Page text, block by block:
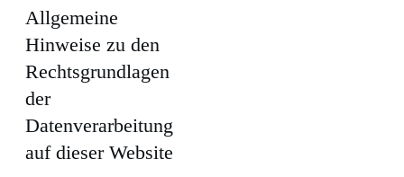
Allgemeine
Hinweise zu den
Rechtsgrundlagen
der
Datenverarbeitung
auf dieser Website